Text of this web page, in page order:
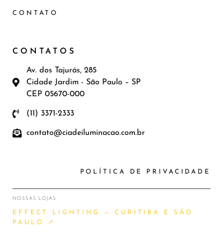
CONTATO
CONTATOS
Av. dos Tajurás, 285
Cidade Jardim - São Paulo – SP
CEP 05670-000
(11) 3371-2333
contato@ciadeiluminacao.com.br
POLÍTICA DE PRIVACIDADE
NOSSAS LOJAS
EFFECT LIGHTING — CURITIBA E SÃO
PAULO ↗